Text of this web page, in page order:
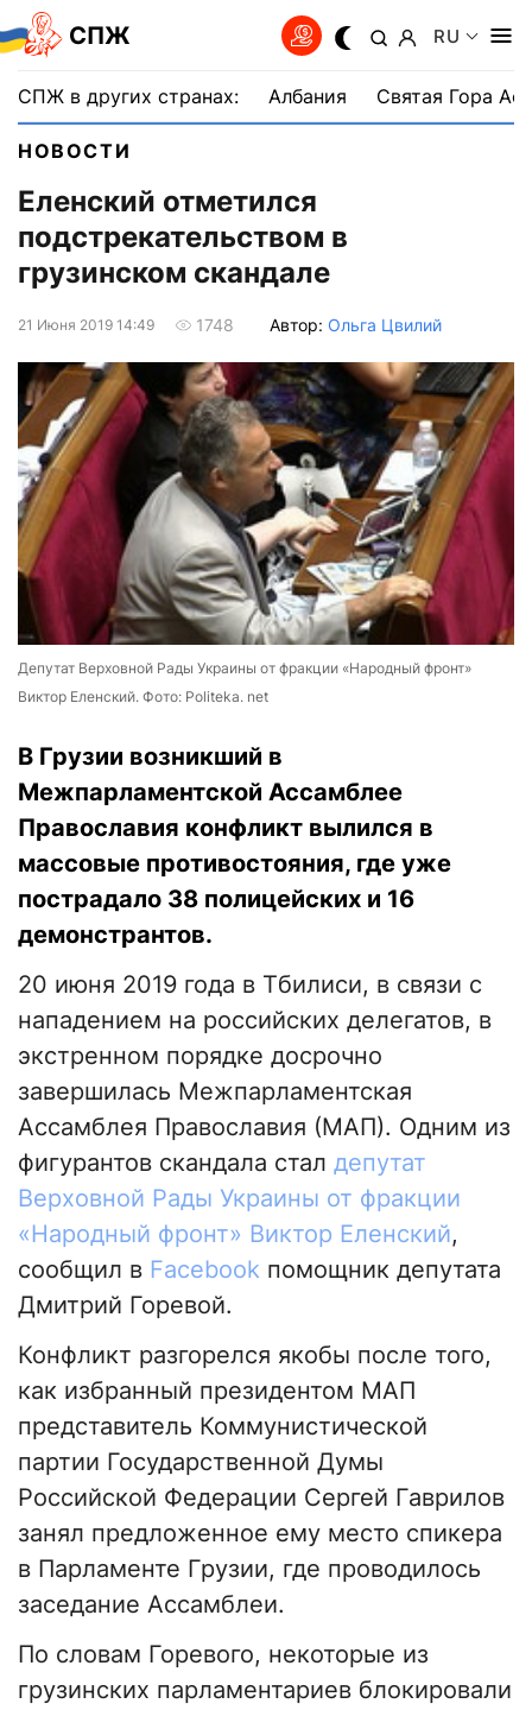
СПЖ RU
СПЖ в других странах: Албания Святая Гора
НОВОСТИ
Еленский отметился
подстрекательством в
грузинском скандале
21 Июня 2019 14:49 1748 Автор: Ольга Цвилий
Депутат Верховной Рады Украины от фракции «Народный фронт»
Виктор Еленский. Фото: Politeka. net
В Грузии возникший в
Межпарламентской Ассамблее
Православия конфликт вылился в
массовые противостояния, где уже
пострадало 38 полицейских и 16
демонстрантов.
20 июня 2019 года в Тбилиси, в связи с
нападением на российских делегатов, в
экстренном порядке досрочно
завершилась Межпарламентская
Ассамблея Православия (МАП). Одним из
фигурантов скандала стал депутат
Верховной Рады Украины от фракции
«Народный фронт» Виктор Еленский,
сообщил в Facebook помощник депутата
Дмитрий Горевой.
Конфликт разгорелся якобы после того,
как избранный президентом МАП
представитель Коммунистической
партии Государственной Думы
Российской Федерации Сергей Гаврилов
занял предложенное ему место спикера
в Парламенте Грузии, где проводилось
заседание Ассамблеи.
По словам Горевого, некоторые из
грузинских парламентариев блокировали